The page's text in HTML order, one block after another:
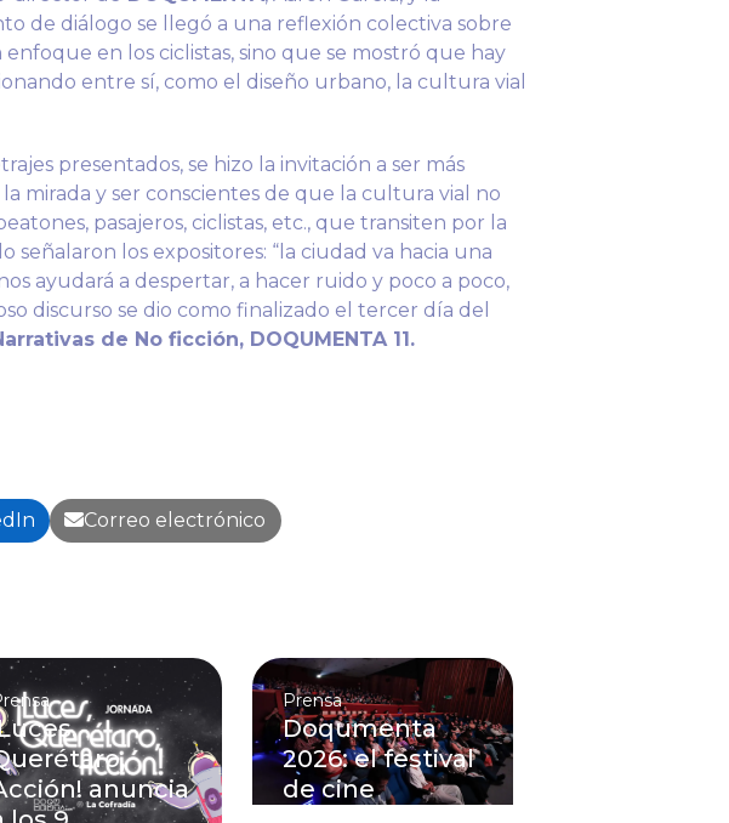
de diálogo se llegó a una reflexión colectiva sobre
en los ciclistas, sino que se mostró que hay
entre sí, como el diseño urbano, la cultura vial
presentados, se hizo la invitación a ser más
mirada y ser conscientes de que la cultura vial no
pasajeros, ciclistas, etc., que transiten por la
señalaron los expositores: “la ciudad va hacia una
ayudará a despertar, a hacer ruido y poco a poco,
discurso se dio como finalizado el tercer día del
de No ficción, DOQUMENTA 11.
Correo electrónico
anuncia
Prensa
Doqumenta
2026: el festival
de cine